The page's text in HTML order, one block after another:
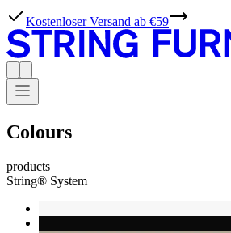
Kostenloser Versand ab €59
Colours
products
String® System